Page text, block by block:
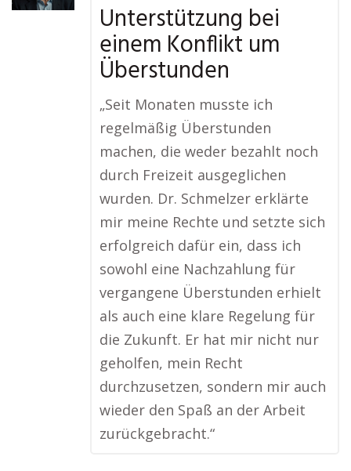
Unterstützung bei
einem Konflikt um
Überstunden
„Seit Monaten musste ich
regelmäßig Überstunden
machen, die weder bezahlt noch
durch Freizeit ausgeglichen
wurden. Dr. Schmelzer erklärte
mir meine Rechte und setzte sich
erfolgreich dafür ein, dass ich
sowohl eine Nachzahlung für
vergangene Überstunden erhielt
als auch eine klare Regelung für
die Zukunft. Er hat mir nicht nur
geholfen, mein Recht
durchzusetzen, sondern mir auch
wieder den Spaß an der Arbeit
zurückgebracht.“